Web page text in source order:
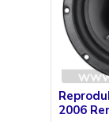
2006